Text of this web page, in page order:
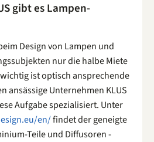
gibt es Lampen-
Design von Lampen und
nur die halbe Miete
ist optisch ansprechende
ansässige Unternehmen KLUS
Aufgabe spezialisiert. Unter
en/findet der geneigte
Teile und Diffusoren -